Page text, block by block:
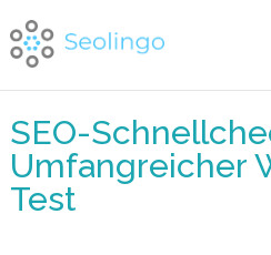
SEO-
Umfangreicher
Test